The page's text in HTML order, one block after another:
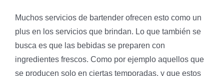
Muchos servicios de bartender ofrecen esto como un
plus en los servicios que brindan. Lo que también se
busca es que las bebidas se preparen con
ingredientes frescos. Como por ejemplo aquellos que
se producen solo en ciertas temporadas, y que estos